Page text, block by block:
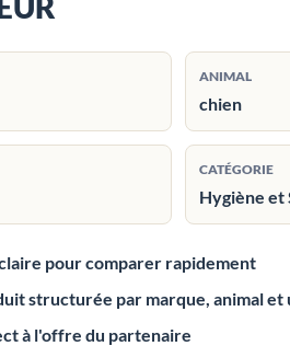
ANIMAL
chien
CATÉGORIE
Hygiène et
pour comparer rapidement
structurée par marque, animal et
à l'offre du partenaire